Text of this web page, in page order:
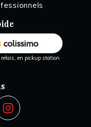
en pickup station